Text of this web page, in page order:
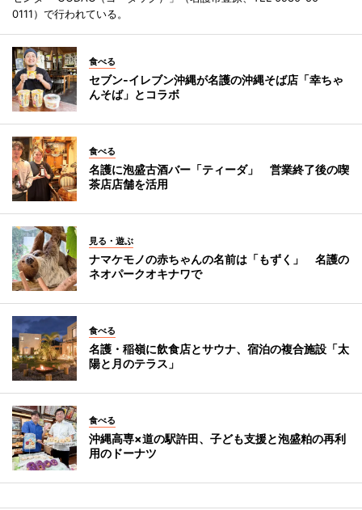
0111）で行われている。
食べる
セブン‐イレブン沖縄が名護の沖縄そば店「幸ちゃ
んそば」とコラボ
食べる
名護に泡盛古酒バー「ティーダ」 営業終了後の喫
茶店店舗を活用
見る・遊ぶ
ナマケモノの赤ちゃんの名前は「もずく」 名護の
ネオパークオキナワで
食べる
名護・稲嶺に飲食店とサウナ、宿泊の複合施設「太
陽と月のテラス」
食べる
沖縄高専×道の駅許田、子ども支援と泡盛粕の再利
用のドーナツ